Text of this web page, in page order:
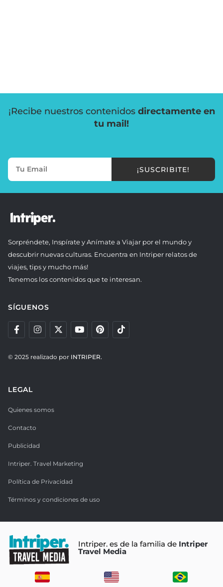
¡Recibe nuestros contenidos directamente en
tu mail!
¡SUSCRIBITE!
Sorpréndete, Inspírate y Anímate a Viajar por el mundo y
descubrir nuevas culturas. Encuentra en Intriper relatos de
viajes, tips y mucho más!
Tenemos los contenidos que te interesan.
SÍGUENOS
© 2025 realizado por INTRIPER.
LEGAL
Quienes somos
Contacto
Publicidad
Intriper. Travel Marketing
Política de Privacidad
Términos y condiciones de uso
Intriper. es de la familia de Intriper
Travel Media